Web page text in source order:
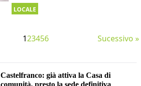
LOCALE
123456
Sucessivo »
Castelfranco: già attiva la Casa di